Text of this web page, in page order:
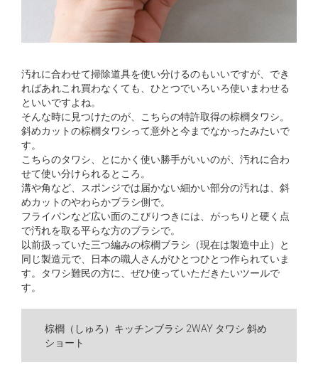
汚れに合わせて掃除道具を使い分けるのもいいですが、でき
ればあれこれ買わなくても、ひとつでいろいろ使いまわせる
といいですよね。
そんな時に見つけたのが、こちらの特許取得の棕櫚タワシ。
斜めカットの棕櫚タワシって意外と今までなかったみたいで
す。
こちらのタワシ、とにかく使い勝手がいいのが、汚れに合わ
せて使い分けられるところ。
溝や角など、スポンジでは届かない細かい部分の汚れは、斜
めカットのやわらかブラシ側で。
フライパンなど広い面のこびりつきには、がっちりと硬く点
で汚れを取る平らな方のブラシで。
以前扱っていた三つ編みの棕櫚ブラシ（現在は製造中止）と
同じ製造元で、日本の職人さんがひとつひとつ作られていま
す。タワシ難民の方に、ぜひ使っていただきたいツールで
す。
棕櫚（しゅろ）キッチンブラシ 2WAY タワシ 斜め
ショート